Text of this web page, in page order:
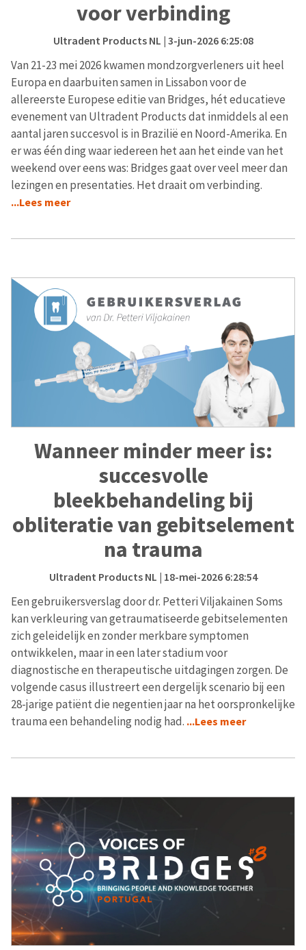
voor verbinding
Ultradent Products NL | 3-jun-2026 6:25:08
Van 21-23 mei 2026 kwamen mondzorgverleners uit heel
Europa en daarbuiten samen in Lissabon voor de
allereerste Europese editie van Bridges, hét educatieve
evenement van Ultradent Products dat inmiddels al een
aantal jaren succesvol is in Brazilië en Noord-Amerika. En
er was één ding waar iedereen het aan het einde van het
weekend over eens was: Bridges gaat over veel meer dan
lezingen en presentaties. Het draait om verbinding.
...Lees meer
Wanneer minder meer is:
succesvolle
bleekbehandeling bij
obliteratie van gebitselement
na trauma
Ultradent Products NL | 18-mei-2026 6:28:54
Een gebruikersverslag door dr. Petteri Viljakainen Soms
kan verkleuring van getraumatiseerde gebitselementen
zich geleidelijk en zonder merkbare symptomen
ontwikkelen, maar in een later stadium voor
diagnostische en therapeutische uitdagingen zorgen. De
volgende casus illustreert een dergelijk scenario bij een
28-jarige patiënt die negentien jaar na het oorspronkelijke
trauma een behandeling nodig had. ...Lees meer